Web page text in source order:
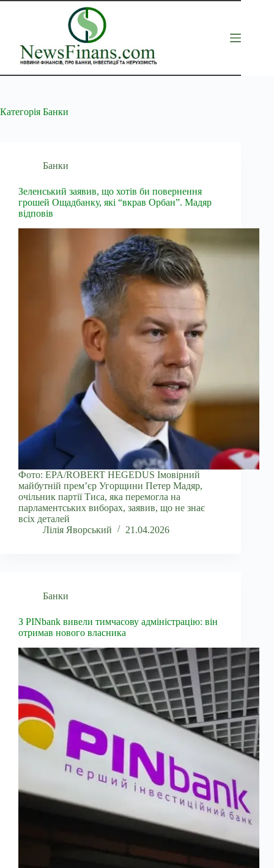
Перейти
Категорія Банки
Банки
Зеленський заявив, що хотів би повернення
грошей Ощадбанку, які “вкрав Орбан”. Мадяр
відповів
Фото: EPA/ROBERT HEGEDUS Імовірний
майбутній прем’єр Угорщини Петер Мадяр,
очільник партії Тиса, яка перемогла на
парламентських виборах, заявив, що не знає
всіх деталей
Лілія Яворський
21.04.2026
Банки
З PINbank вивели тимчасову адміністрацію: він
отримав нового власника